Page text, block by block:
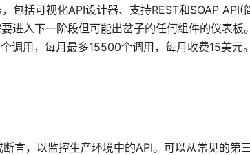
包括可视化API设计器、支持REST和SOAP
进入下一阶段但可能出岔子的任何组件的仪表
调用，每月最多15500个调用，每月收费15美元。
言，以监控生产环境中的API。可以从常见的第